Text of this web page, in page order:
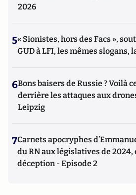
2026
5« Sionistes, hors des Facs »,
GUD à LFI, les mêmes slogans,
6Bons baisers de Russie ? Voilà
derrière les attaques aux
Leipzig
7Carnets apocryphes
du RN aux législatives de 2024,
déception - Episode 2